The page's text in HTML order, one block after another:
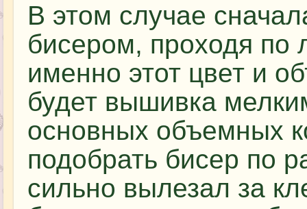
В этом случае
бисером, проходя по
именно этот цвет и
будет вышивка
основных объемных
подобрать бисер по
сильно вылезал за